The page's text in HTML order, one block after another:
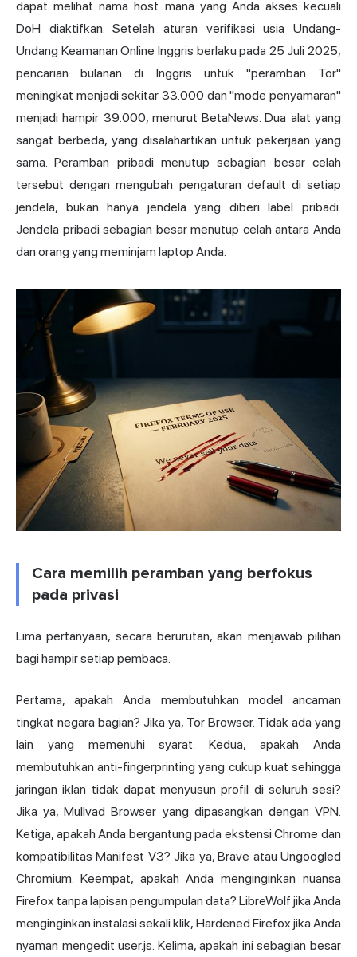
dapat melihat nama host mana yang Anda akses kecuali
DoH diaktifkan. Setelah aturan verifikasi usia Undang-
Undang Keamanan Online Inggris berlaku pada 25 Juli 2025,
pencarian bulanan di Inggris untuk "peramban Tor"
meningkat menjadi sekitar 33.000 dan "mode penyamaran"
menjadi hampir 39.000, menurut BetaNews. Dua alat yang
sangat berbeda, yang disalahartikan untuk pekerjaan yang
sama. Peramban pribadi menutup sebagian besar celah
tersebut dengan mengubah pengaturan default di setiap
jendela, bukan hanya jendela yang diberi label pribadi.
Jendela pribadi sebagian besar menutup celah antara Anda
dan orang yang meminjam laptop Anda.
Cara memilih peramban yang berfokus
pada privasi
Lima pertanyaan, secara berurutan, akan menjawab pilihan
bagi hampir setiap pembaca.
Pertama, apakah Anda membutuhkan model ancaman
tingkat negara bagian? Jika ya, Tor Browser. Tidak ada yang
lain yang memenuhi syarat. Kedua, apakah Anda
membutuhkan anti-fingerprinting yang cukup kuat sehingga
jaringan iklan tidak dapat menyusun profil di seluruh sesi?
Jika ya, Mullvad Browser yang dipasangkan dengan VPN.
Ketiga, apakah Anda bergantung pada ekstensi Chrome dan
kompatibilitas Manifest V3? Jika ya, Brave atau Ungoogled
Chromium. Keempat, apakah Anda menginginkan nuansa
Firefox tanpa lapisan pengumpulan data? LibreWolf jika Anda
menginginkan instalasi sekali klik, Hardened Firefox jika Anda
nyaman mengedit user.js. Kelima, apakah ini sebagian besar